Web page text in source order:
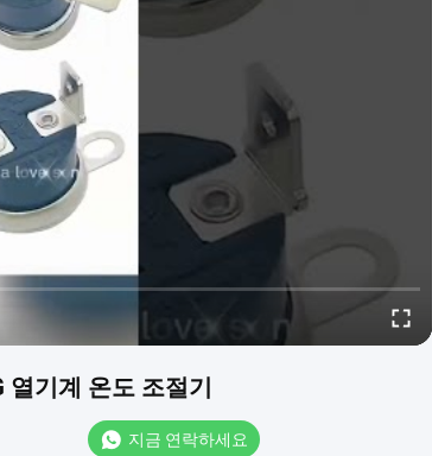
열기계 온도 조절기
지금 연락하세요